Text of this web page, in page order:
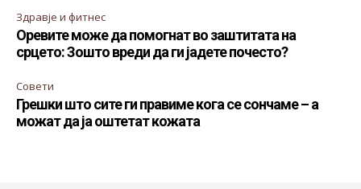
Здравје и фитнес
Оревите може да помогнат во заштитата на
срцето: Зошто вреди да ги јадете почесто?
Совети
Грешки што сите ги правиме кога се сончаме – а
можат да ја оштетат кожата